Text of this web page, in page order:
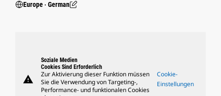
Europe ‧ German
warning
Soziale Medien
Cookies Sind Erforderlich
Zur Aktivierung dieser Funktion müssen
Sie die Verwendung von Targeting-,
Performance- und funktionalen Cookies
Cookie-
Einstellungen